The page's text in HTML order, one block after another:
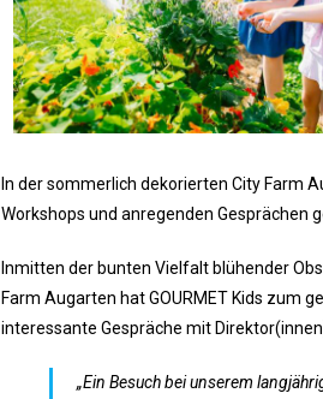
In der sommerlich dekorierten City Farm
Workshops und anregenden Gesprächen
Inmitten der bunten Vielfalt blühender
Farm Augarten hat GOURMET Kids zum
interessante Gespräche mit
„Ein Besuch bei unserem